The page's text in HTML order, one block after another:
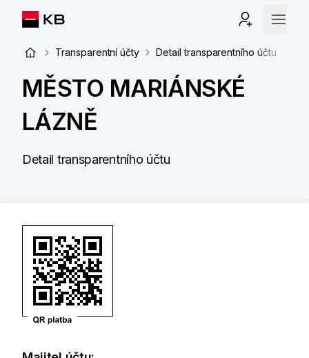
Transparentní účty Detail transparentního účtu
MĚSTO MARIÁNSKÉ
LÁZNĚ
Detail transparentního účtu